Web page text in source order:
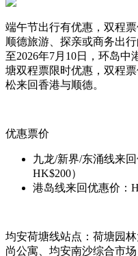
端午节出行有优惠，双程
顺德旅游、探亲或商务出
至2026年7月10日，环岛
塘双程票限时优惠，双程
松来回香港与顺德。
优惠票价
九龙/新界/东涌线来
HK$200）
港岛线来回优惠价：
均安荷塘线站点：荷塘园
尚公寓、均安南沙综合市场